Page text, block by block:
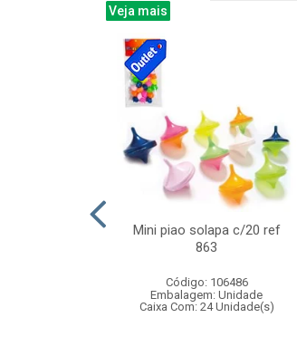
Veja mais
Mini piao solapa c/20 ref
863
Código: 106486
Embalagem: Unidade
Caixa Com: 24 Unidade(s)